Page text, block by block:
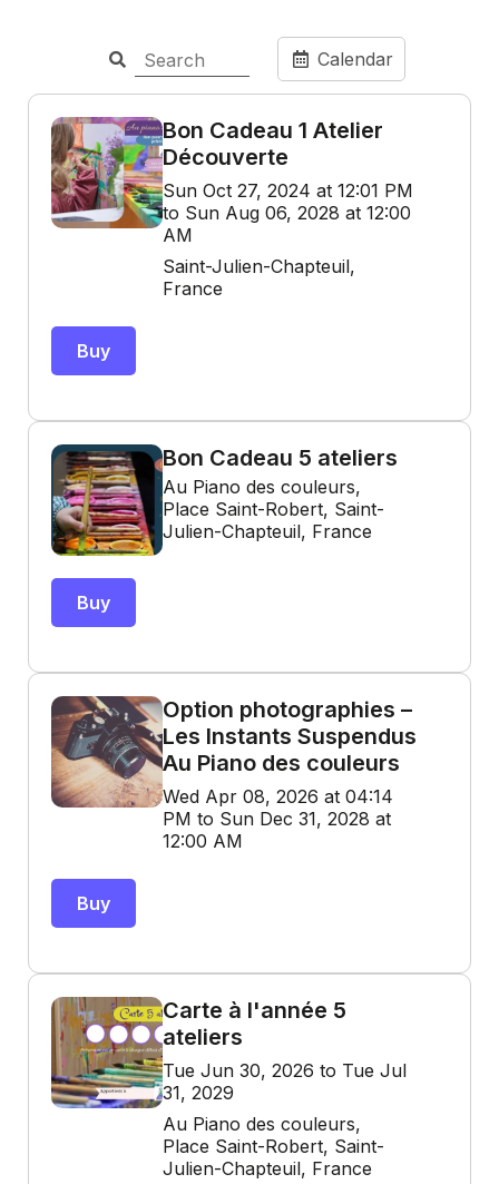
Calendar
Bon Cadeau 1 Atelier
Découverte
Sun Oct 27, 2024 at 12:01 PM
to Sun Aug 06, 2028 at 12:00
AM
Saint-Julien-Chapteuil,
France
Buy
Bon Cadeau 5 ateliers
Au Piano des couleurs,
Place Saint-Robert, Saint-
Julien-Chapteuil, France
Buy
Option photographies –
Les Instants Suspendus
Au Piano des couleurs
Wed Apr 08, 2026 at 04:14
PM to Sun Dec 31, 2028 at
12:00 AM
Buy
Carte à l'année 5
ateliers
Tue Jun 30, 2026 to Tue Jul
31, 2029
Au Piano des couleurs,
Place Saint-Robert, Saint-
Julien-Chapteuil, France